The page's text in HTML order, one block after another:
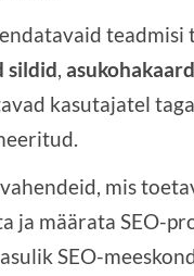
teadmisi
sildid ,
kasutajatel
mis
ja määrata SEO-
SEO-